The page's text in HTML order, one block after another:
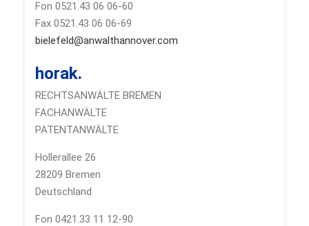
Fon 0521.43 06 06-60
Fax 0521.43 06 06-69
bielefeld@anwalthannover.com
horak.
RECHTSANWÄLTE BREMEN
FACHANWÄLTE
PATENTANWÄLTE
Hollerallee 26
28209 Bremen
Deutschland
Fon 0421.33 11 12-90